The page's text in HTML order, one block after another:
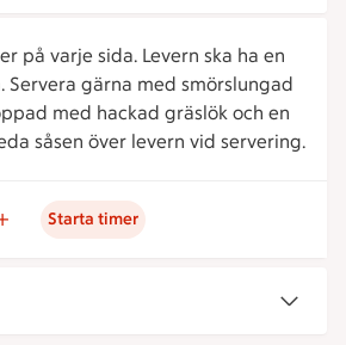
på varje sida. Levern ska ha en
Servera gärna med smörslungad
med hackad gräslök och en
såsen över levern vid servering.
Starta timer